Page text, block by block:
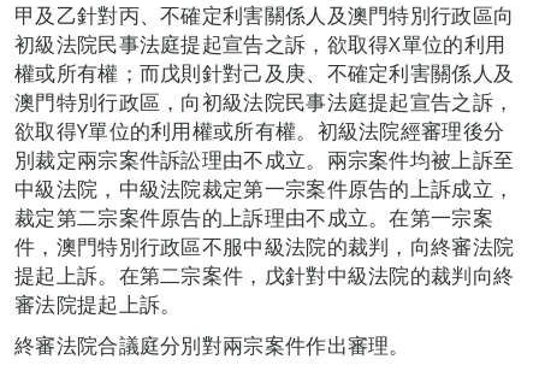
甲及乙針對丙、不確定利害關係人及澳門特別行政區向
初級法院民事法庭提起宣告之訴，欲取得X單位的利用
權或所有權；而戊則針對己及庚、不確定利害關係人及
澳門特別行政區，向初級法院民事法庭提起宣告之訴，
欲取得Y單位的利用權或所有權。初級法院經審理後分
別裁定兩宗案件訴訟理由不成立。兩宗案件均被上訴至
中級法院，中級法院裁定第一宗案件原告的上訴成立，
裁定第二宗案件原告的上訴理由不成立。在第一宗案
件，澳門特別行政區不服中級法院的裁判，向終審法院
提起上訴。在第二宗案件，戊針對中級法院的裁判向終
審法院提起上訴。
終審法院合議庭分別對兩宗案件作出審理。